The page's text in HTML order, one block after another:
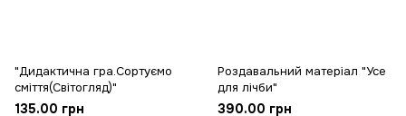
"Дидактична гра.Сортуємо
сміття(Світогляд)"
135.00 грн
Роздавальний матеріал "Усе
для лічби"
390.00 грн